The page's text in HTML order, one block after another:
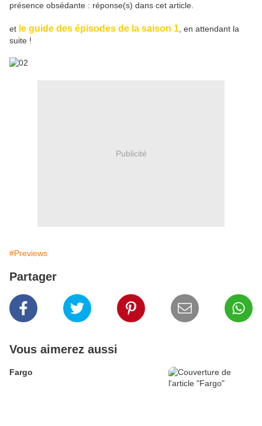
présence obsédante : réponse(s) dans cet article.
et le guide des épisodes de la saison 1 , en attendant la
suite !
Publicité
#Previews
Partager
Vous aimerez aussi
Fargo